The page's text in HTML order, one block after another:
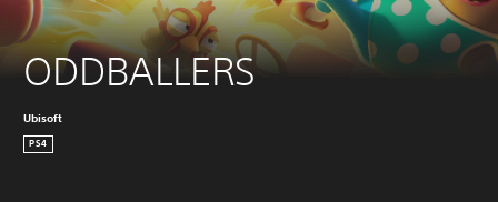
ODDBALLERS
Ubisoft
PS4